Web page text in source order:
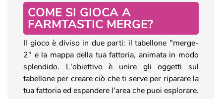
COME SI GIOCA A
FARMTASTIC MERGE?
Il gioco è diviso in due parti: il tabellone "merge-
2" e la mappa della tua fattoria, animata in modo
splendido. L'obiettivo è unire gli oggetti sul
tabellone per creare ciò che ti serve per riparare la
tua fattoria ed espandere l'area che puoi esplorare.